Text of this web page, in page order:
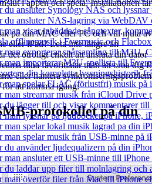
du ansluter Synology NAS och
du ansluter NAS-lagring via WebDAV
man visar inbäddade sångtexter,
offlinemusik i Evermusic och
man exporterar spårsamling till M3U,
man importerar M3U-spellista till
din kompletta lyssningshistorik
man spelar FLAC (förlustfri) musik på
man streamar musik från iCloud Drive
du lägger till och visar kommentarer
man lyssnar på ljudböcker på iPhone,
man spelar lokal musik lagrad pa din
man spelar musik från USB-minne på
du använder ljudequalizern på din
man ansluter ett USB-minne till
du laddar upp filer till molnlagring och
man överför filer från Mac till iPhone
i appen och spela. Installationen tar
på din MAC eller PC och vill njuta av
eller iPad? Leta inte längre än
det otroligt enkelt att ansluta din dator
dina favoritlåtar utan att oroa dig
eller hantera
att komma igång:
protokollet på din